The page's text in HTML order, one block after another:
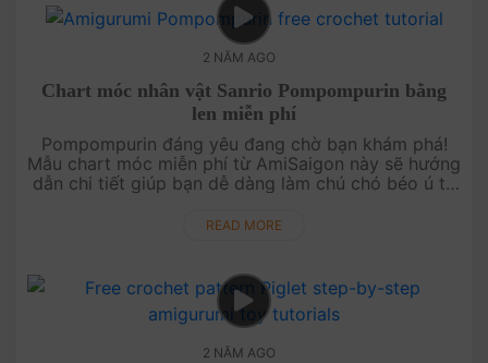
2 NĂM AGO
Chart móc nhân vật Sanrio Pompompurin bằng
len miễn phí
Pompompurin đáng yêu đang chờ bạn khám phá!
Mẫu chart móc miễn phí từ AmiSaigon này sẽ hướng
dẫn chi tiết giúp bạn dễ dàng làm chú chó béo ú từ
Hãy sẵn sàng tạo nên mộ....
READ MORE
2 NĂM AGO